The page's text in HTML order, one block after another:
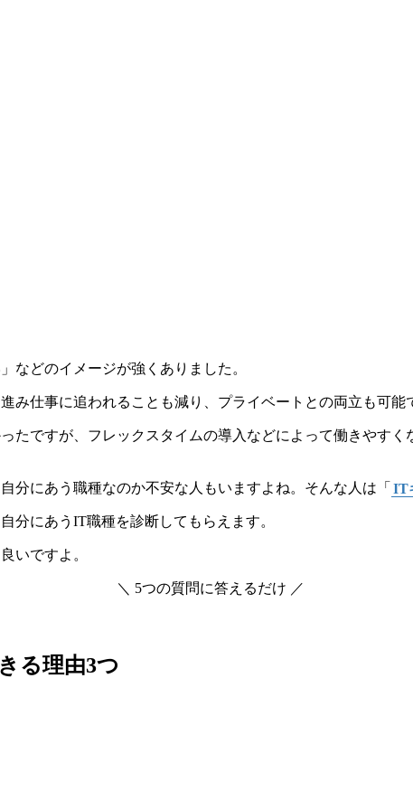
などのイメージが強くありました。
み仕事に追われることも減り、プライベートとの両立も可能
たですが、フレックスタイムの導入などによって働きやすく
分にあう職種なのか不安な人もいますよね。そんな人は「 IT
分にあうIT職種を診断してもらえます。
いですよ。
＼ 5つの質問に答えるだけ ／
る理由3つ